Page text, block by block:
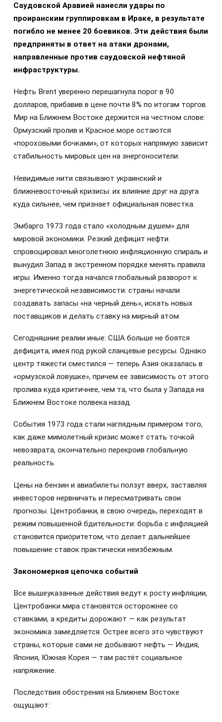
Саудовской Аравией нанесли удары по
проиранским группировкам в Ираке, в результате
погибло не менее 20 боевиков. Эти действия были
предприняты в ответ на атаки дронами,
направленные против саудовской нефтяной
инфраструктуры.
Нефть Brent уверенно перешагнула порог в 90
долларов, прибавив в цене почти 8% по итогам торгов.
Мир на Ближнем Востоке держится на честном слове:
Ормузский пролив и Красное море остаются
«пороховыми бочками», от которых напрямую зависит
стабильность мировых цен на энергоносители.
Невидимые нити связывают украинский и
ближневосточный кризисы: их влияние друг на друга
куда сильнее, чем признает официальная повестка.
Эмбарго 1973 года стало «холодным душем» для
мировой экономики. Резкий дефицит нефти
спровоцировал многолетнюю инфляционную спираль и
вынудил Запад в экстренном порядке менять правила
игры. Именно тогда начался глобальный разворот к
энергетической независимости: страны начали
создавать запасы «на черный день», искать новых
поставщиков и делать ставку на мирный атом.
Сегодняшние реалии иные: США больше не боятся
дефицита, имея под рукой сланцевые ресурсы. Однако
центр тяжести сместился — теперь Азия оказалась в
«ормузской ловушке», причем ее зависимость от этого
пролива куда критичнее, чем та, что была у Запада на
Ближнем Востоке полвека назад.
События 1973 года стали наглядным примером того,
как даже мимолетный кризис может стать точкой
невозврата, окончательно перекроив глобальную
реальность.
Цены на бензин и авиабилеты ползут вверх, заставляя
инвесторов нервничать и пересматривать свои
прогнозы. Центробанки, в свою очередь, переходят в
режим повышенной бдительности: борьба с инфляцией
становится приоритетом, что делает дальнейшее
повышение ставок практически неизбежным.
Закономерная цепочка событий
Все вышеуказанные действия ведут к росту инфляции,
Центробанки мира становятся осторожнее со
ставками, а кредиты дорожают — как результат
экономика замедляется. Острее всего это чувствуют
страны, которые сами не добывают нефть — Индия,
Япония, Южная Корея — там растёт социальное
напряжение.
Последствия обострения на Ближнем Востоке
ощущают: